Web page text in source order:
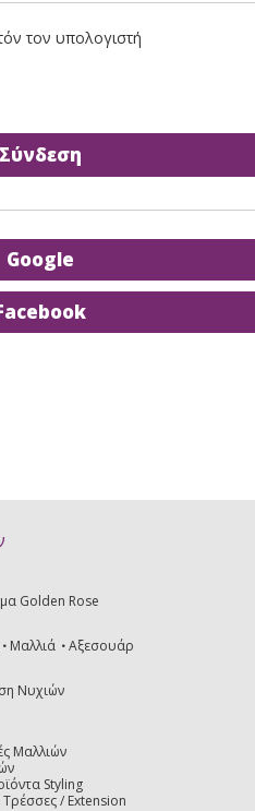
τον υπολογιστή
Google
Golden Rose
Μαλλιά Αξεσουάρ
Νυχιών
Μαλλιών
Styling
Τρέσσες / Extension